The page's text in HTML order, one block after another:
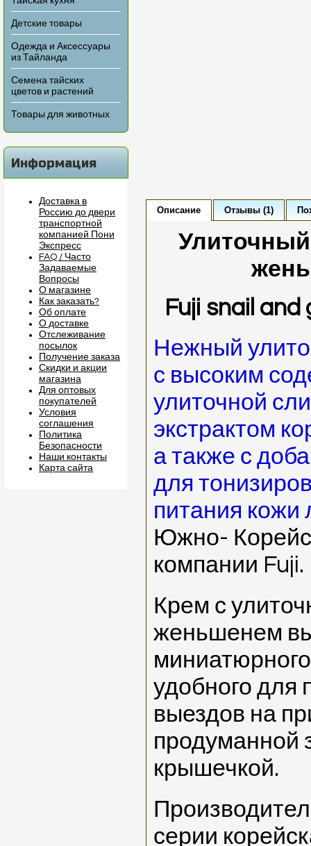
Детские товары
Одежда и Аксессуары
из Тайланда
Семена тайских
цветов и растений
Товары для животных
Информация
Доставка в
Россию до двери
транспортной
компанией Пони
Экспресс
FAQ / Часто
Задаваемые
Вопросы
О магазине
Как заказать?
Об оплате
О доставке
Отслеживание
посылок
Получение заказа
Скидки и акции
магазина
Для оптовых
покупателей
Условия
соглашения
Политика
Безопасности
Наши контакты
Карта сайта
Описание Отзывы (1)
Fuji snail
Нежный
с высоким
улиточной
экстрактом
а также с
для
питания
Южно-
компании Fuji.
Крем с
женьшенем
удобного для
выездов на
продуманной
крышечкой.
серии